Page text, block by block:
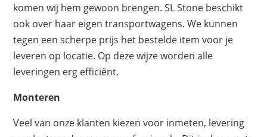
komen wij hem gewoon brengen. SL Stone beschikt
ook over haar eigen transportwagens. We kunnen
tegen een scherpe prijs het bestelde item voor je
leveren op locatie. Op deze wijze worden alle
leveringen erg efficiënt.
Monteren
Veel van onze klanten kiezen voor inmeten, levering